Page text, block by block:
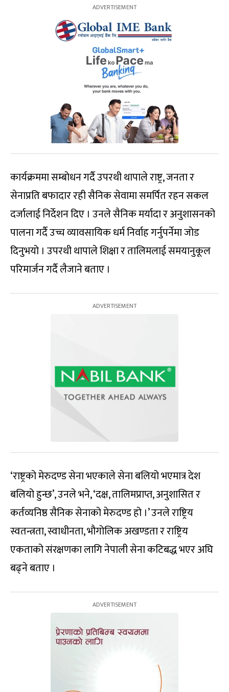
कार्यक्रममा सम्बोधन गर्दै उपरथी थापाले राष्ट्र, जनता र
सेनाप्रति बफादार रही सैनिक सेवामा समर्पित रहन सकल
दर्जालाई निर्देशन दिए । उनले सैनिक मर्यादा र अनुशासनको
पालना गर्दै उच्च व्यावसायिक धर्म निर्वाह गर्नुपर्नेमा जोड
दिनुभयो । उपरथी थापाले शिक्षा र तालिमलाई समयानुकूल
परिमार्जन गर्दै लैजाने बताए ।
‘राष्ट्रको मेरुदण्ड सेना भएकाले सेना बलियो भएमात्र देश
बलियो हुन्छ’, उनले भने, ‘दक्ष, तालिमप्राप्त, अनुशासित र
कर्तव्यनिष्ठ सैनिक सेनाको मेरुदण्ड हो ।’ उनले राष्ट्रिय
स्वतन्त्रता, स्वाधीनता, भौगोलिक अखण्डता र राष्ट्रिय
एकताको संरक्षणका लागि नेपाली सेना कटिबद्ध भएर अघि
बढ्ने बताए ।